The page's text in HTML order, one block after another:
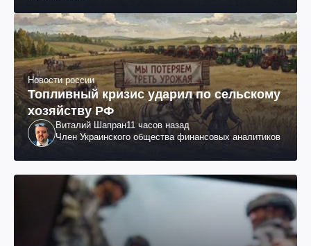
Новости россии
Топливный кризис ударил по сельскому
хозяйству РФ
Виталий Шапран11 часов назад
Член Украинского общества финансовых аналитиков